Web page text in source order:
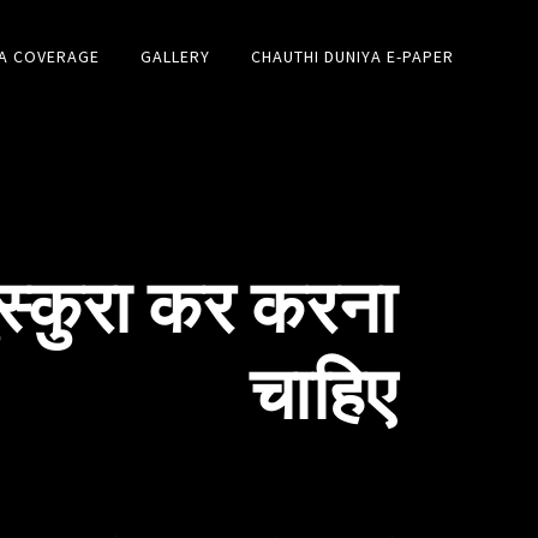
COVERAGE GALLERY CHAUTHI DUNIYA E-PAPER
कर करना
चाहिए